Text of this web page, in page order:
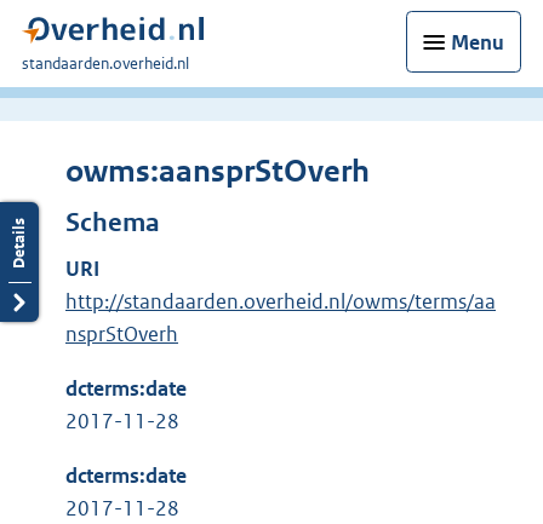
Menu
U
bent
standaarden.overheid.nl
owms:aansprStOverh
Schema
URI
http://standaarden.overheid.nl/owms/terms/aa
nsprStOverh
dcterms:date
2017-11-28
dcterms:date
2017-11-28